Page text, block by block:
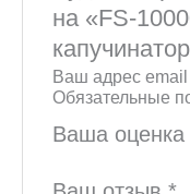
на «FS-
Ваш адрес email
Обязательные
Ваша